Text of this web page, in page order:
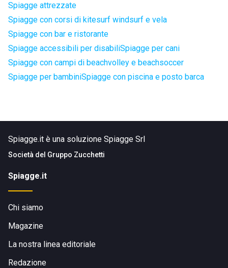
Spiagge attrezzate
Spiagge con corsi di kitesurf windsurf e vela
Spiagge con bar e ristorante
Spiagge accessibili per disabiliSpiagge per cani
Spiagge con campi di beachvolley e beachsoccer
Spiagge per bambiniSpiagge con piscina e posto barca
Spiagge.it è una soluzione Spiagge Srl
Società del Gruppo Zucchetti
Spiagge.it
Chi siamo
Magazine
La nostra linea editoriale
Redazione